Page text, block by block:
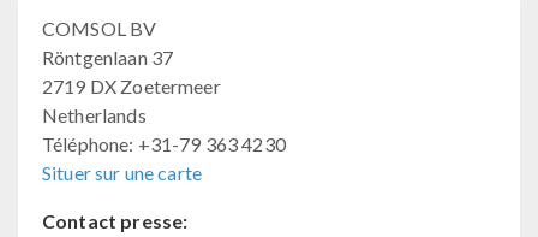
COMSOL BV
Röntgenlaan 37
2719 DX Zoetermeer
Netherlands
Téléphone: +31-79 363 4230
Situer sur une carte
Contact presse: